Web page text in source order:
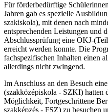
Für förderbedürftige
Jahren gab es spezielle
szakiskola), mit denen nach
entsprechenden Leistungen und
Abschlussprüfung eine OKJ-
erreicht werden konnte. Die
fachspezifischen Inhalten einen
allerdings nicht zwingend.
Im Anschluss an den Besuch
(szakközépiskola - SZKI) hatten
Möglichkeit, Fortgeschrittene
szakképzés - FSZ) zu besuchen